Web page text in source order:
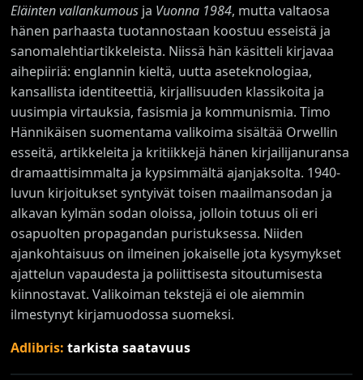
Eläinten vallankumous ja Vuonna 1984, mutta valtaosa
hänen parhaasta tuotannostaan koostuu esseistä ja
sanomalehtiartikkeleista. Niissä hän käsitteli kirjavaa
aihepiiriä: englannin kieltä, uutta aseteknologiaa,
kansallista identiteettiä, kirjallisuuden klassikoita ja
uusimpia virtauksia, fasismia ja kommunismia. Timo
Hännikäisen suomentama valikoima sisältää Orwellin
esseitä, artikkeleita ja kritiikkejä hänen kirjailijanuransa
dramaattisimmalta ja kypsimmältä ajanjaksolta. 1940-
luvun kirjoitukset syntyivät toisen maailmansodan ja
alkavan kylmän sodan oloissa, jolloin totuus oli eri
osapuolten propagandan puristuksessa. Niiden
ajankohtaisuus on ilmeinen jokaiselle jota kysymykset
ajattelun vapaudesta ja poliittisesta sitoutumisesta
kiinnostavat. Valikoiman tekstejä ei ole aiemmin
ilmestynyt kirjamuodossa suomeksi.
Adlibris:tarkista saatavuus